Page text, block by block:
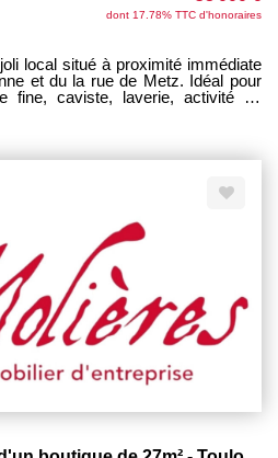
dont 17.78% TTC d'honoraires
local situé à proximité immédiate
du la rue de Metz. Idéal pour
fine, caviste, laverie, activité de